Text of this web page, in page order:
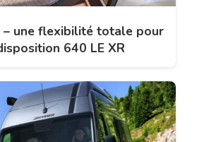
– une flexibilité totale pour
640 LE XR